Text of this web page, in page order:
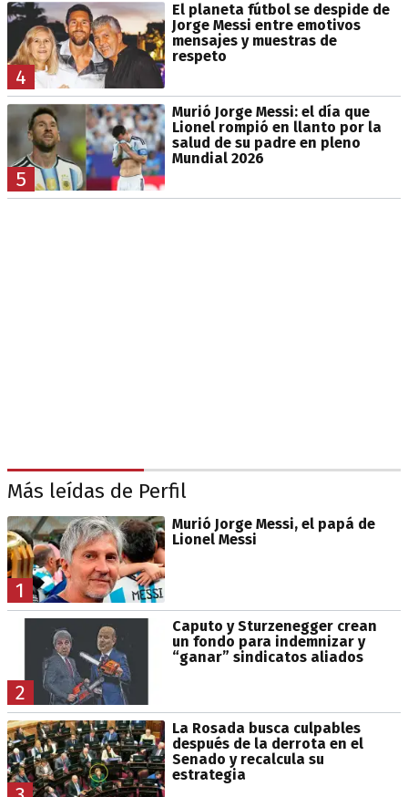
4
El planeta fútbol se despide de
Jorge Messi entre emotivos
mensajes y muestras de
respeto
5
Murió Jorge Messi: el día que
Lionel rompió en llanto por la
salud de su padre en pleno
Mundial 2026
Más leídas de Perfil
1
Murió Jorge Messi, el papá de
Lionel Messi
2
Caputo y Sturzenegger crean
un fondo para indemnizar y
“ganar” sindicatos aliados
La Rosada busca culpables
después de la derrota en el
Senado y recalcula su
estrategia